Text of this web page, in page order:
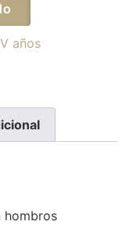
años
hombros